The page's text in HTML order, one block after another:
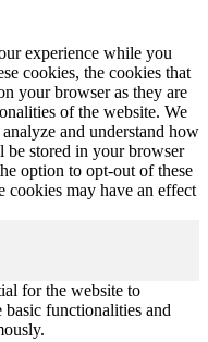
experience while you
cookies, the cookies that
your browser as they are
of the website. We
and understand how
be stored in your browser
option to opt-out of these
cookies may have an effect
for the website to
functionalities and